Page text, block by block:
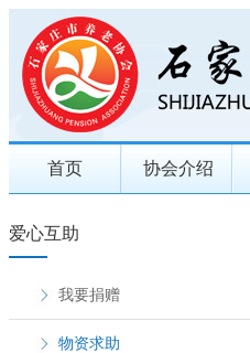
首页 协会介绍
爱心互助
我要捐赠
物资求助